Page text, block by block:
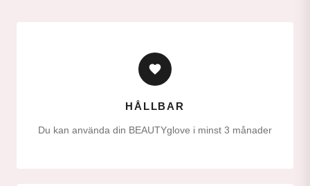
HÅLLBAR
Du kan använda din BEAUTYglove i minst 3 månader